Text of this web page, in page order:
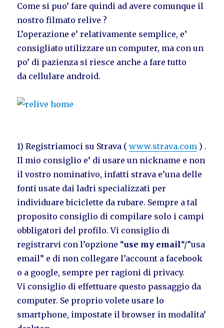
Come si puo’ fare quindi ad avere comunque il
nostro filmato relive ?
L’operazione e’ relativamente semplice, e’
consigliato utilizzare un computer, ma con un
po’ di pazienza si riesce anche a fare tutto
da cellulare android.
1) Registriamoci su Strava (www.strava.com ) .
Il mio consiglio e’ di usare un nickname e non
il vostro nominativo, infatti strava e’una delle
fonti usate dai ladri specializzati per
individuare biciclette da rubare. Sempre a tal
proposito consiglio di compilare solo i campi
obbligatori del profilo. Vi consiglio di
registrarvi con l’opzione “use my email“/”usa
email” e di non collegare l’account a facebook
o a google, sempre per ragioni di privacy.
Vi consiglio di effettuare questo passaggio da
computer. Se proprio volete usare lo
smartphone, impostate il browser in modalita’